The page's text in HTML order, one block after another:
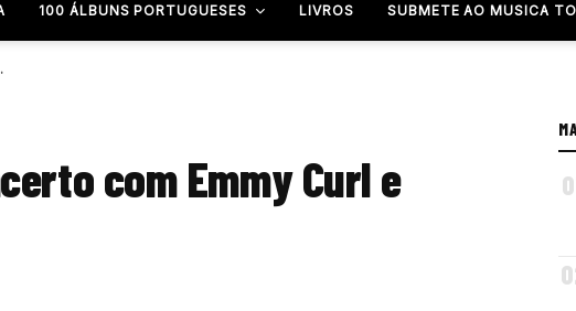
100 ÁLBUNS PORTUGUESES LIVROS SUBMETE AO MUSICA
e Pedro…
com Emmy Curl e